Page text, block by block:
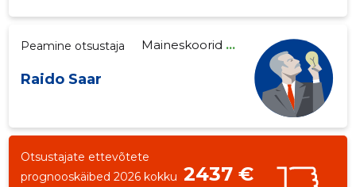
Peamine otsustaja
Raido Saar
Maineskoorid ...
Otsustajate ettevõtete
prognooskäibed 2026 kokku 2437 €